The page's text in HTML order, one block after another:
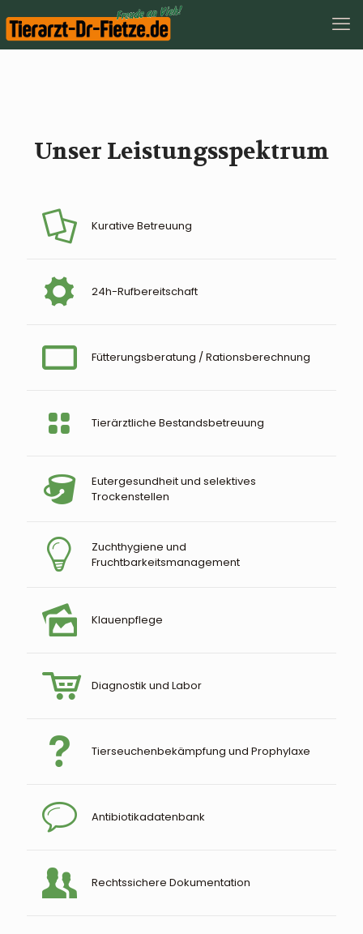
Unser Leistungsspektrum
Kurative Betreuung
24h-Rufbereitschaft
Fütterungsberatung / Rationsberechnung
Tierärztliche Bestandsbetreuung
Eutergesundheit und selektives
Trockenstellen
Zuchthygiene und
Fruchtbarkeitsmanagement
Klauenpflege
Diagnostik und Labor
Tierseuchenbekämpfung und Prophylaxe
Antibiotikadatenbank
Rechtssichere Dokumentation